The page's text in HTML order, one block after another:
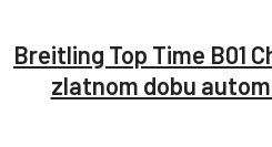
Breitling Top Time B01
zlatnom dobu